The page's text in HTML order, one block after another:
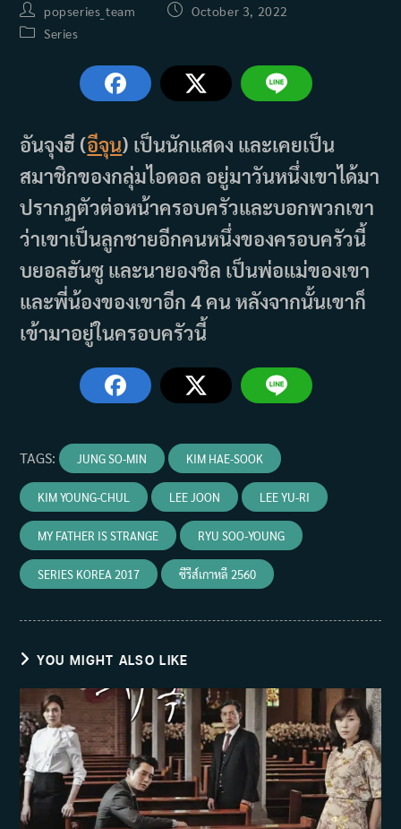
Post
author:
popseries_team
PostOctober 3, 2022
PostSeries
อันจุงฮี (อีจุน) เป็นนักแสดง และเคยเป็น
สมาชิกของกลุ่มไอดอล อยู่มาวันหนึ่งเขาได้มา
ปรากฏตัวต่อหน้าครอบครัวและบอกพวกเขา
ว่าเขาเป็นลูกชายอีกคนหนึ่งของครอบครัวนี้
บยอลฮันซู และนายองชิล เป็นพ่อแม่ของเขา
และพี่น้องของเขาอีก 4 คน หลังจากนั้นเขาก็
เข้ามาอยู่ในครอบครัวนี้
TAGS: JUNG SO-MIN KIM HAE-SOOK
KIM YOUNG-CHUL LEE JOON LEE YU-RI
MY FATHER IS STRANGE RYU SOO-YOUNG
SERIES KOREA 2017 ซีรีส์เกาหลี 2560
YOU MIGHT ALSO LIKE